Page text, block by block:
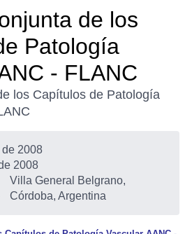
de los
Patología
- FLANC
los Capítulos de Patología
2008
2008
Villa General Belgrano,
Córdoba, Argentina